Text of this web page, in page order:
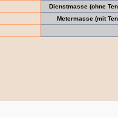
Dienstmasse (ohne
Metermasse (mit